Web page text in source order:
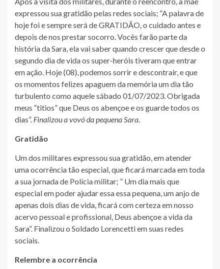
expressou sua gratidão pelas redes sociais; “A palavra de
hoje foi e sempre será de GRATIDÃO, o cuidado antes e
depois de nos prestar socorro. Vocês farão parte da
história da Sara, ela vai saber quando crescer que desde o
segundo dia de vida os super-heróis tiveram que entrar
em ação. Hoje (08), podemos sorrir e descontrair, e que
os momentos felizes apaguem da memória um dia tão
turbulento como aquele sábado 01/07/2023. Obrigada
meus “titios” que Deus os abençoe e os guarde todos os
dias”. Finalizou a vovó da pequena Sara.
Gratidão
Um dos militares expressou sua gratidão, em atender
uma ocorrência tão especial, que ficará marcada em toda
a sua jornada de Polícia militar; ” Um dia mais que
especial em poder ajudar essa essa pequena, um anjo de
apenas dois dias de vida, ficará com certeza em nosso
acervo pessoal e profissional, Deus abençoe a vida da
Sara”. Finalizou o Soldado Lorencetti em suas redes
sociais.
Relembre a ocorrência